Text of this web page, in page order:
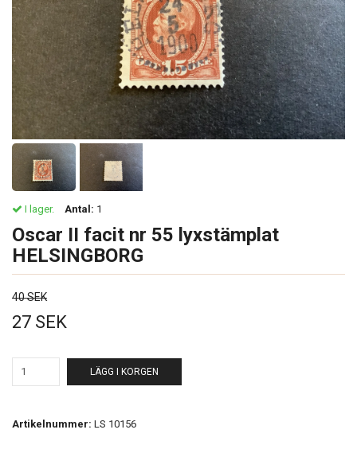
I lager. Antal: 1
Oscar II facit nr 55 lyxstämplat
HELSINGBORG
40 SEK
27 SEK
LÄGG I KORGEN
Artikelnummer: LS 10156